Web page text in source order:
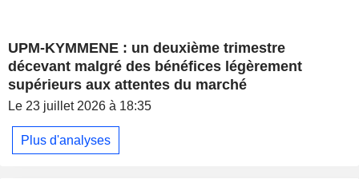
UPM-KYMMENE : un deuxième trimestre
décevant malgré des bénéfices légèrement
supérieurs aux attentes du marché
Le 23 juillet 2026 à 18:35
Plus d'analyses